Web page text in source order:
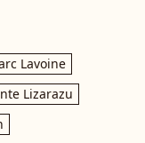
Lavoine
Lizarazu